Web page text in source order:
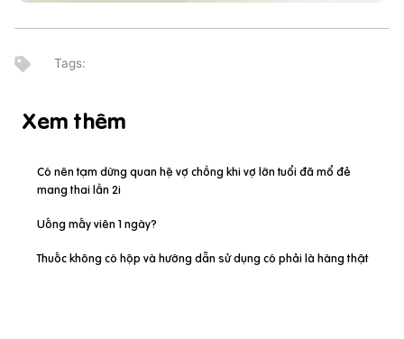
Xem thêm
Có nên tạm dừng quan hệ vợ chồng khi vợ lớn tuổi đã mổ đẻ
mang thai lần 2i
Uống mấy viên 1 ngày?
Thuốc không có hộp và hướng dẫn sử dụng có phải là hàng thật